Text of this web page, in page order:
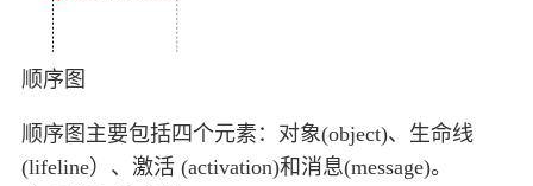
顺序图
顺序图主要包括四个元素：对象(object)、生命线
(lifeline）、激活 (activation)和消息(message)。